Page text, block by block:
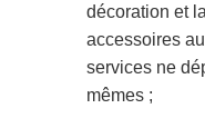
décoration et
accessoires
services ne
mêmes ;